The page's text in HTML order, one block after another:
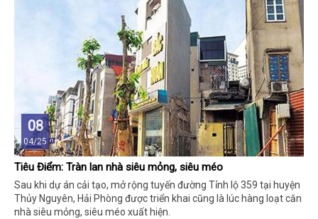
08
04/25
Tiêu Điểm: Tràn lan nhà siêu mỏng, siêu méo
Sau khi dự án cải tạo, mở rộng tuyến đường Tỉnh lộ 359 tại huyện
Thủy Nguyên, Hải Phòng được triển khai cũng là lúc hàng loạt căn
nhà siêu mỏng, siêu méo xuất hiện.